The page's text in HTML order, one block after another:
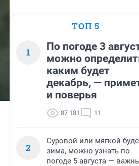
ТОП 5
1
По погоде 3
можно
каким будет
декабрь, —
и поверья
87 181 11
2
Суровой или мягкой
зима, можно узнать по
погоде 5 августа —